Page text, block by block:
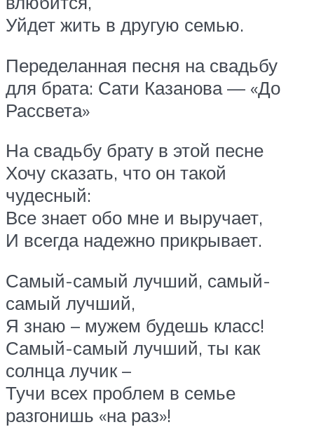
Уйдет жить в другую семью.
Переделанная песня на свадьбу
для брата: Сати Казанова — «До
Рассвета»
На свадьбу брату в этой песне
Хочу сказать, что он такой
чудесный:
Все знает обо мне и выручает,
И всегда надежно прикрывает.
Самый-самый лучший, самый-
самый лучший,
Я знаю – мужем будешь класс!
Самый-самый лучший, ты как
солнца лучик –
Тучи всех проблем в семье
разгонишь «на раз»!